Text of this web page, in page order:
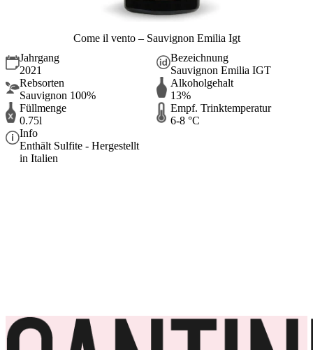
Come il vento – Sauvignon Emilia Igt
Jahrgang
2021
Bezeichnung
Sauvignon Emilia IGT
Rebsorten
Sauvignon 100%
Alkoholgehalt
13%
Füllmenge
0.75l
Empf. Trinktemperatur
6-8 °C
Info
Enthält Sulfite - Hergestellt
in Italien